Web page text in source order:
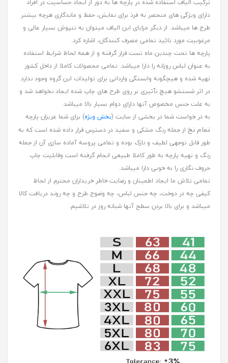
ترکیب الیاف استفاده شده در پارچه ها به دور از ایجاد حساسیت در افراد
دارای ویژگی های منحصر به فرد برای نمایش، حفظ و ماندگاری هرچه بیشتر
طرح ها میباشد. از دیگر مزایای این الیاف میتوان به تنپوش بسیار عالی و
مرغوبیت مورد تائید تمامی مصرف کنندگان، اشاره کرد.
پارچه ها تحت چندین ماه تست قرار گرفته و از همه لحاظ شرایط استفاده
به عنوان لباس روزانه را دارا میباشد. تمامی محصولات کاملا از داخل کشور
تهیه شده و هیچگونه وابستگی وارداتی برای تولیدات این گروه وجود ندارد.
در اثر شستشو هیچ تٱثیری بر روی طرح های چاپ شده ایجاد نخواهد شد و
به علت جنس مخصوص آنها دارای دوام بسیار بالا میباشد.
به در خواست شما در بخشی از سایت (بخش ویژه) برای شما عزیزان پارچه
تمام نخ از جمله رنگ مشکی و سفید در دسترس قرار داده شده است که به
طور قابل توجهی لطیف و نازک بوده و تمامی پروسه آماده سازی آن از جمله
رنگ و تهیه پارچه به طور کاملا طبیعی انجام گرفته است وقابلیت چاپ
حروف نگاری را به خوبی دارا میباشد.
تمامی تلاش ما ایجاد اطمینان و رضایت خاطر خریداران محترم از لحاظ
کیفی چه در دوخت، چه جنس لباس، چه وضوح طرح و چه روند دریافت کالا
میباشد و برای بالا بردن سطح آنها شبانه روز در تلاشیم.